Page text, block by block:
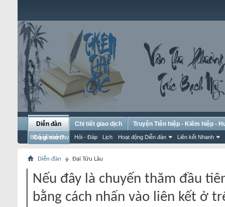
Diễn đàn
Bài gửi hôm nay Hỏi - Đáp Lịch Hoạt động Diễn đàn Liên kết Nhanh
Chi tiết giao dịch
Truyện Tiên hiệp - Kiếm hiệp -
Có gì mới?
Diễn đàn Đại Tửu Lâu
Nếu đây là chuyến thăm đầu
bằng cách nhấn vào liên kết ở